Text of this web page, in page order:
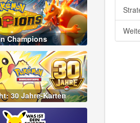
Champions
30 Jahre-Karten